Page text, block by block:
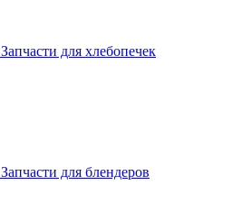
Запчасти для хлебопечек
Запчасти для блендеров